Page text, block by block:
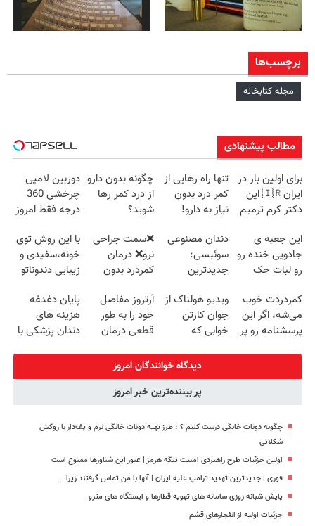
برچسب‌ها
مجله کتابخانه
مطالب پیشنهادی
برای اولین بار در
ایران🇮🇷 این
دکتر کرم ترمیم
ساخت!
تنها راه رهایی از
کمر درد بدون
نیاز به دارو!
چگونه بدون دارو
از درد کمر رها
شوید؟
پرکن)
دوربین لامپی
چرخشی 360
درجه فقط امروز
پرداخت درب
منزل
این جعبه ی
جادویی خنده رو
رو لبات حک
خرید40%تخفیف
دندان مصنوعی
سوئیسی:
جدیدترین
سبک و مقاوم |
پرداخت قسطی
❌سمت جراحی
نرو❌ درمان
کمردرد بدون
با این روش توی
خونه،سفیدی و
زیبایی دندوناتو
(40%off)
کمردردت خوب
می‌شه، اگر این
پرسشنامه رو پر
ویدیو هولناک از
جوان کارتن
خوابی که
آموزش رایگان
آرتروز مفاصل
خود را به طور
قطعی درمان
◗پرسش‌نامه◖
پایان دغدغه
هزینه های
دندان پزشکی با
دیدگاه خوانندگان امروز
پر بیننده‌ترین خبر امروز
چگونه دونات خانگی درست کنیم ؟ ؛ طرز تهیه دونات خانگی نرم و پف‌دار با روکش
شکلاتی
اولین جزئیات طرح راهبردی امنیت تنگه هرمز | عبور این شناورها ممنوع است
فوری | جدیدترین تهدید ترامپ علیه ایران | آنها با من تماس گرفتند زیرا...
پایش شبانه روزی سامانه های تهویه قطارها و ایستگاه های مترو
جزئیات اولیه از انفجارهای قشم